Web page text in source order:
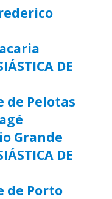
DE
de Pelotas
Grande
DE
de Porto